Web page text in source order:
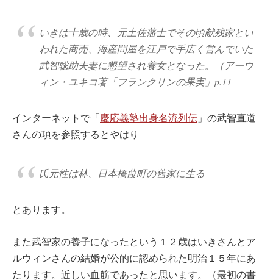
いきは十歳の時、元土佐藩士でその頃献残家とい
われた商売、海産問屋を江戸で手広く営んでいた
武智聡助夫妻に懇望され養女となった。（アーウ
ィン・ユキコ著「フランクリンの果実」p.11
インターネットで「慶応義塾出身名流列伝 」の武智直道
さんの項を参照するとやはり
氏元性は林、日本橋葭町の舊家に生る
とあります。
また武智家の養子になったという１２歳はいきさんとア
ルウィンさんの結婚が公的に認められた明治１５年にあ
たります。近しい血筋であったと思います。（最初の書